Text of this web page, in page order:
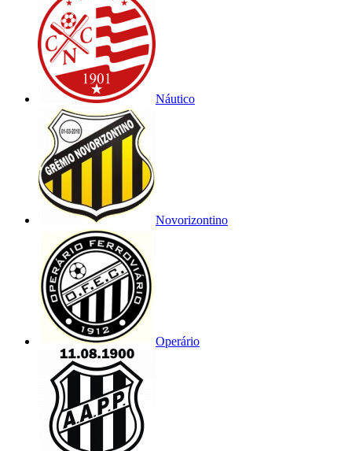
Náutico
Novorizontino
Operário